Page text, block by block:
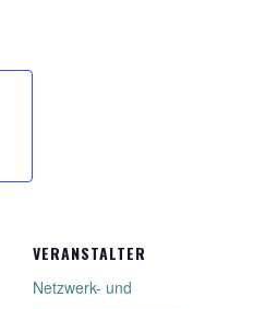
VERANSTALTER
Netzwerk- und